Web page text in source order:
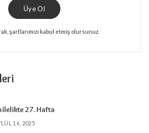
Üye Ol
şartlarımızı kabul etmiş olursunuz.
27. Hafta
16, 2025